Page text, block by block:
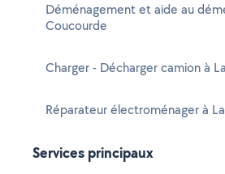
Déménagement et aide au
Coucourde
Charger - Décharger camion à
Réparateur électroménager à
Services principaux